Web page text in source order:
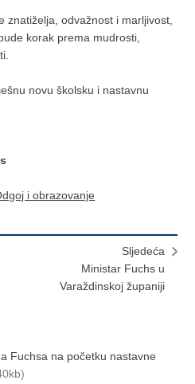
znatiželja, odvažnost i marljivost,
korak prema mudrosti,
novu školsku i nastavnu
i obrazovanje
Sljedeća
Ministar Fuchs u
Varaždinskoj županiji
Fuchsa na početku nastavne